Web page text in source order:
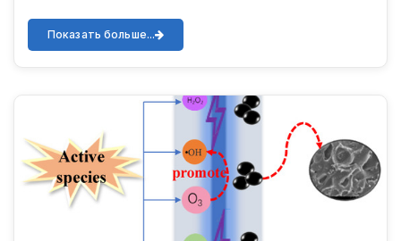
Показать больше...